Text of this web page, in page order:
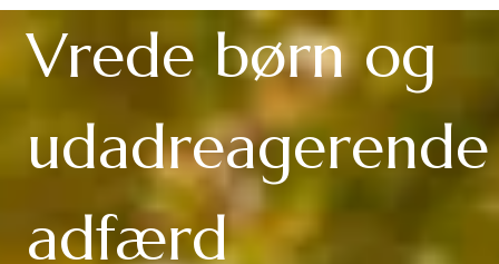
Vrede børn og
udadreagerende
adfærd